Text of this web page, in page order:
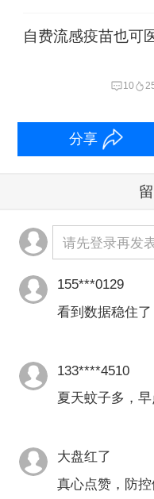
疫情信息收集
蚊媒传染病高
重点国家（地
测，采取蚊媒
度控制在安全水
在急性呼吸道
知》称，推进呼
群监测，保持
测和新冠、流
加快推进二级以
置软件，提升
同水平。
自费流感疫苗也可
10
分享
请先登录再发
155***0129
看到数据稳住了
133****4510
夏天蚊子多，早
大盘红了
真心点赞，防控